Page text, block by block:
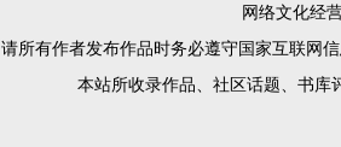
网络文化经
请所有作者发布作品时务必遵守国家互联网
本站所收录作品、社区话题、书库